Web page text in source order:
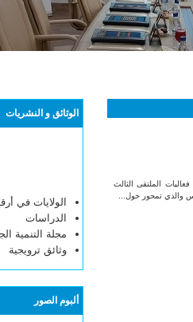
الوثائق و النشريات
الولايات في
الدراسات
مجلة التنمية
وثائق ترويجية
ألبوم الصور
الملتقى الثالث
والذي تمحور حول...